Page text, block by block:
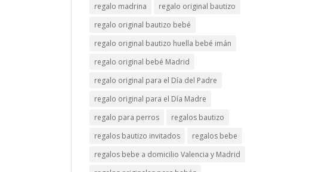
regalo madrina
regalo original bautizo
regalo original bautizo bebé
regalo original bautizo huella bebé imán
regalo original bebé Madrid
regalo original para el Día del Padre
regalo original para el Día Madre
regalo para perros
regalos bautizo
regalos bautizo invitados
regalos bebe
regalos bebe a domicilio Valencia y Madrid